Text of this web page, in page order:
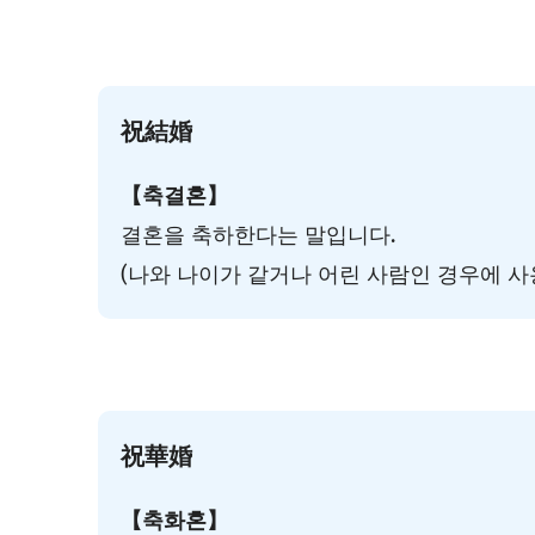
祝結婚
【축결혼】
결혼을 축하한다는 말입니다.
(나와 나이가 같거나 어린 사람인 경우에 사
祝華婚
【축화혼】